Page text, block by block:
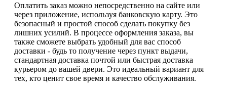
Оплатить заказ можно непосредственно на сайте или
через приложение, используя банковскую карту. Это
безопасный и простой способ сделать покупку без
лишних усилий. В процессе оформления заказа, вы
также сможете выбрать удобный для вас способ
доставки - будь то получение через пункт выдачи,
стандартная доставка почтой или быстрая доставка
курьером до вашей двери. Это идеальный вариант для
тех, кто ценит свое время и качество обслуживания.